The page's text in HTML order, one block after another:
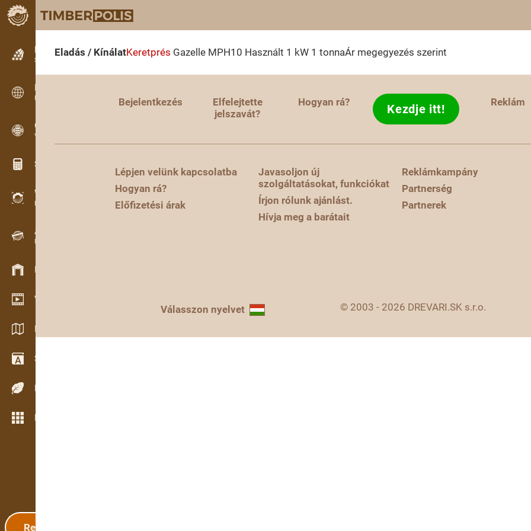
Hirdetések
Szöveges hirdetések
Hirdetések
Nemzetközi hirdetések
OPTI-TIMB
Vágásképek
Számológép famunkákhoz
WoodProfi
Fa térfogata MI-vel
Adatgyűjtő
Faanyag-nyilvántartás terepen
Készlet kezelés
Video bemutatóterem
Katalógusok / Prospektusok
Szótár
Fafajok
Még több funkció
Regisztráció
Eladás / KínálatKeretprés Gazelle MPH10 Használt 1 kW 1 tonnaÁr megegyezés szerint
Bejelentkezés
Elfelejtette
jelszavát?
Hogyan rá? Kezdje itt! Reklám
Lépjen velünk kapcsolatba
Hogyan rá?
Előfizetési árak
Javasoljon új
szolgáltatásokat, funkciókat
Írjon rólunk ajánlást.
Hívja meg a barátait
Reklámkampány
Partnerség
Partnerek
Válasszon nyelvet © 2003 - 2026 DREVARI.SK s.r.o.